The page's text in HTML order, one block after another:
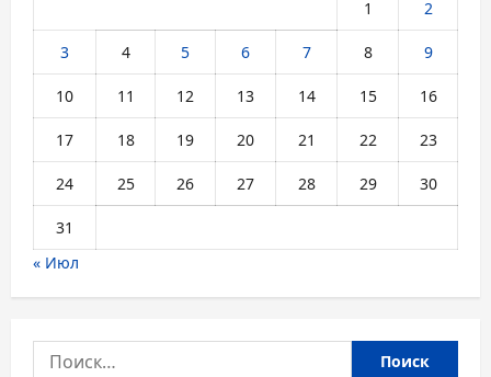
1 2
3 4 5 6 7 8 9
10 11 12 13 14 15 16
17 18 19 20 21 22 23
24 25 26 27 28 29 30
31
« Июл
Найти: